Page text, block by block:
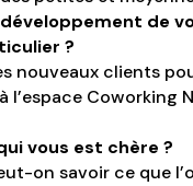
développement de
?
nouveaux clients
l’espace Coworking
vous est chère ?
on savoir ce que